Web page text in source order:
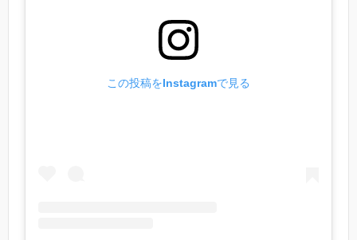
この投稿をInstagramで見る